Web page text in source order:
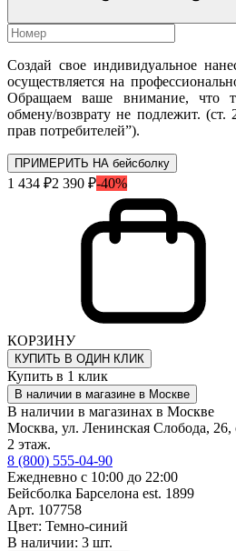
Создай свое индивидуальное
осуществляется на
Обращаем ваше внимание, что
обмену/возврату не подлежит.
прав потребителей”).
ПРИМЕРИТЬ НА бейсболку
1 434 ₽2 390 ₽-40%
КОРЗИНУ
КУПИТЬ В ОДИН КЛИК
Купить в 1 клик
В наличии в магазине в Москве
В наличии в магазинах в Москве
Москва, ул. Ленинская Слобода,
2 этаж.
8 (800) 555-04-90
Ежедневно с 10:00 до 22:00
Бейсболка Барселона est. 1899
Арт. 107758
Цвет: Темно-синий
В наличии: 3 шт.